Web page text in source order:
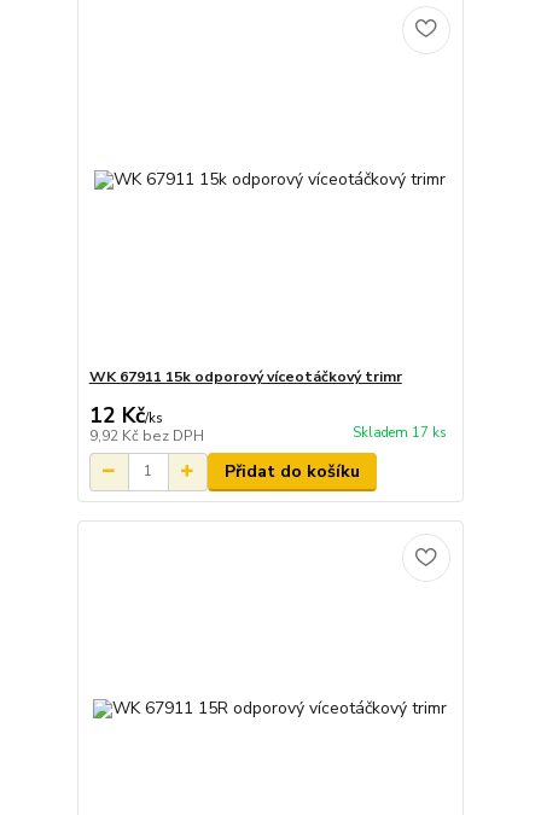
WK 67911 15k odporový víceotáčkový trimr
12 Kč/ks
9,92 Kč bez DPH Skladem 17 ks
Přidat do košíku